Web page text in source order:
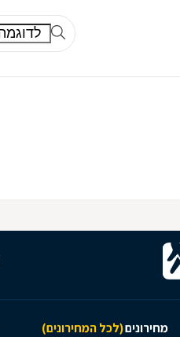
מחירונים(לכל המחירונים)